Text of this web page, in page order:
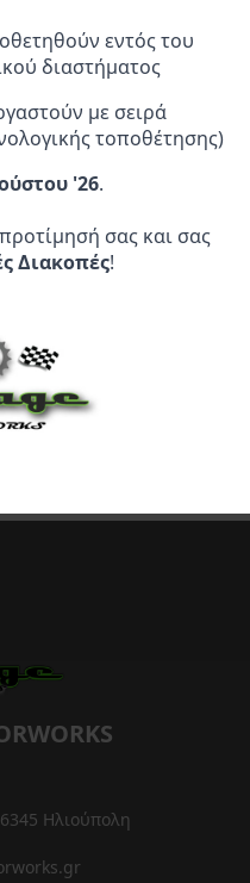
Ηλιούπολη
εντός του
διαστήματος
με σειρά
τοποθέτησης)
'26.
σας και σας
Διακοπές!